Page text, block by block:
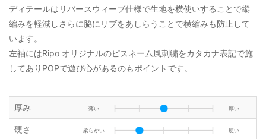
ディテールはリバースウィーブ仕様で生地を横使いすることで縦
縮みを軽減しさらに脇にリブをあしらうことで横縮みも防止して
います。
左袖にはRipo オリジナルのピスネーム風刺繍をカタカナ表記で施
してありPOPで遊び心があるのもポイントです。
厚み 薄い 厚い
硬さ 柔らかい 硬い